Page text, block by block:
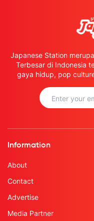
Japanese Station
Terbesar di Indonesia
gaya hidup, pop
Information
About
Contact
Advertise
Media Partner